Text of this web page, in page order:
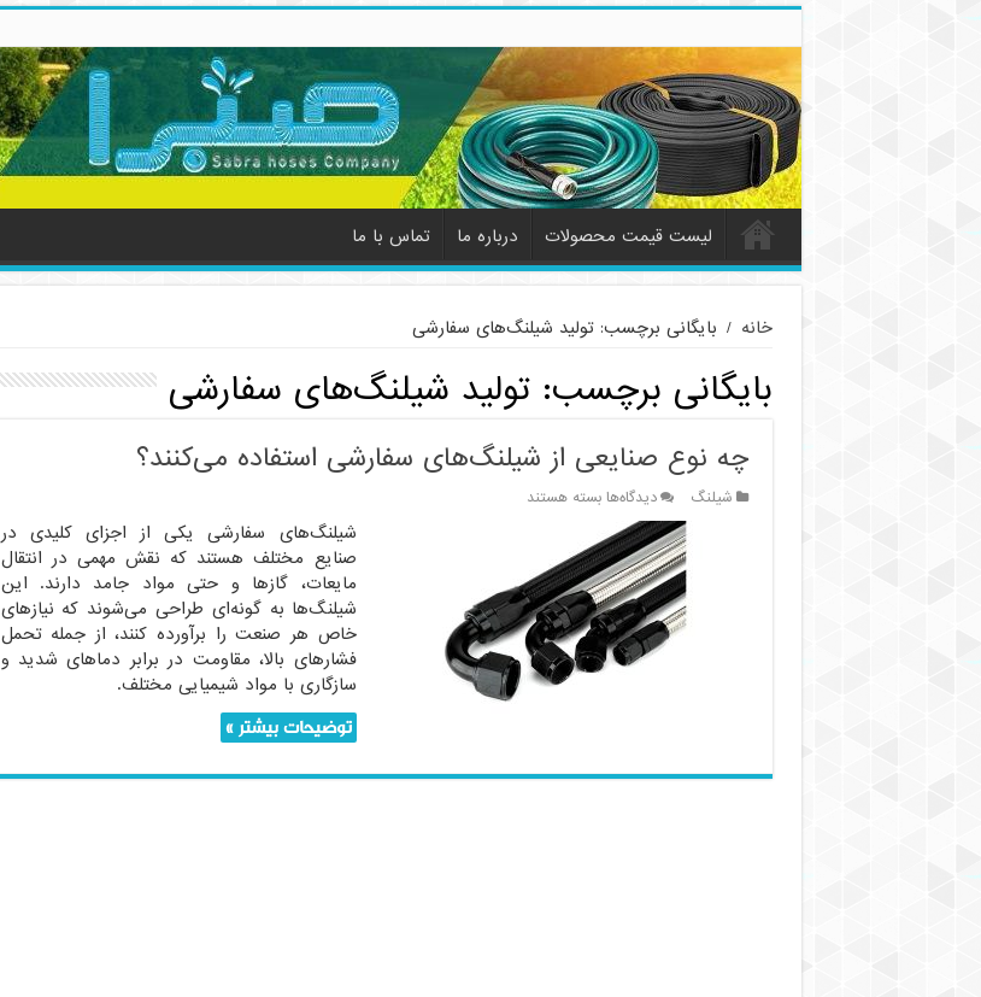
لیست قیمت محصولات درباره ما تماس با ما
خانه / بایگانی برچسب: تولید شیلنگ‌های سفارشی
بایگانی برچسب:تولید شیلنگ‌های سفارشی
چه نوع صنایعی از شیلنگ‌های سفارشی استفاده می‌کنند؟
شیلنگ دیدگاه‌هابرای
نوع
صنایعی
از
شیلنگ‌های
سفارشی
استفاده
می‌کنند؟
بسته هستند
شیلنگ‌های سفارشی یکی از اجزای کلیدی در
صنایع مختلف هستند که نقش مهمی در انتقال
مایعات، گازها و حتی مواد جامد دارند. این
شیلنگ‌ها به گونه‌ای طراحی می‌شوند که نیازهای
خاص هر صنعت را برآورده کنند، از جمله تحمل
فشارهای بالا، مقاومت در برابر دماهای شدید و
سازگاری با مواد شیمیایی مختلف.
توضیحات بیشتر »